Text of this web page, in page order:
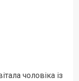
чоловіка із